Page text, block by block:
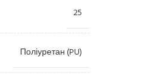
25
Поліуретан (PU)